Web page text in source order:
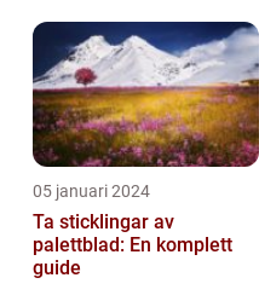
05 januari 2024
Ta sticklingar av
palettblad: En komplett
guide